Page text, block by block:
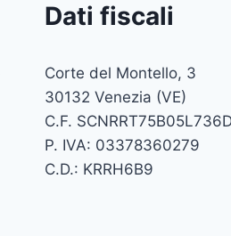
Dati fiscali
Corte del Montello, 3
30132 Venezia (VE)
C.F.
P. IVA: 03378360279
C.D.: KRRH6B9